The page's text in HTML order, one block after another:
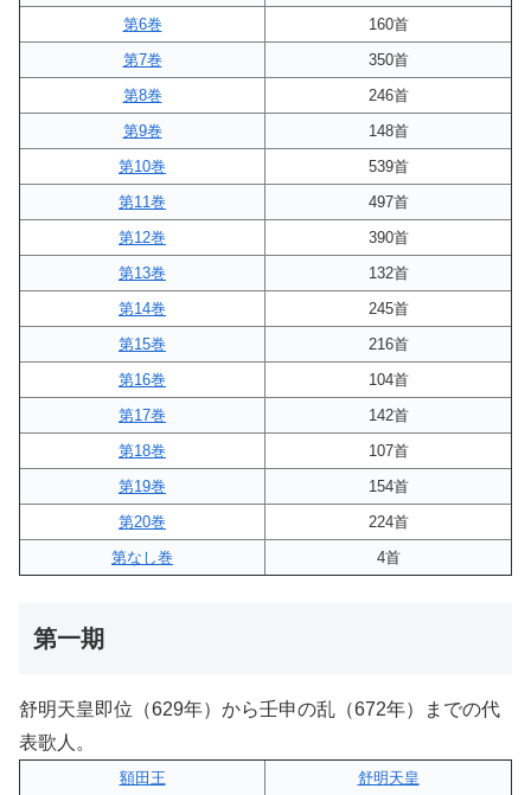
第6巻
160首
第7巻
350首
第8巻
246首
第9巻
148首
第10巻
539首
第11巻
497首
第12巻
390首
第13巻
132首
第14巻
245首
第15巻
216首
第16巻
104首
第17巻
142首
第18巻
107首
第19巻
154首
第20巻
224首
第なし巻
4首
第一期
舒明天皇即位（629年）から壬申の乱（672年）までの代
表歌人。
額田王
舒明天皇